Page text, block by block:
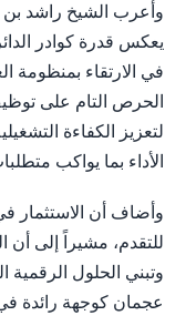
وأعرب الشيخ راشد بن
يعكس قدرة كوادر
في الارتقاء بمنظومة
الحرص التام على
لتعزيز الكفاءة
الأداء بما يواكب
وأضاف أن الاستثمار
للتقدم، مشيراً إلى أن
وتبني الحلول الرقمية
عجمان كوجهة رائدة